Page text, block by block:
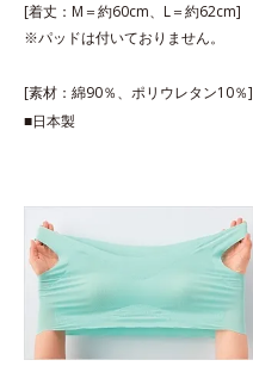
[着丈：M＝約60cm、L＝約62cm]
※パッドは付いておりません。
[素材：綿90％、ポリウレタン10％]
■日本製